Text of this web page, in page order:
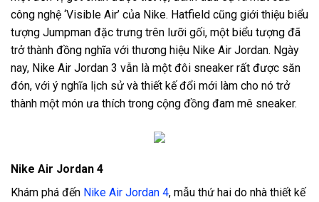
công nghệ ‘Visible Air’ của Nike. Hatfield cũng giới thiệu biểu
tượng Jumpman đặc trưng trên lưỡi gối, một biểu tượng đã
trở thành đồng nghĩa với thương hiệu Nike Air Jordan. Ngày
nay, Nike Air Jordan 3 vẫn là một đôi sneaker rất được săn
đón, với ý nghĩa lịch sử và thiết kế đổi mới làm cho nó trở
thành một món ưa thích trong cộng đồng đam mê sneaker.
Nike Air Jordan 4
Khám phá đến Nike Air Jordan 4, mẫu thứ hai do nhà thiết kế